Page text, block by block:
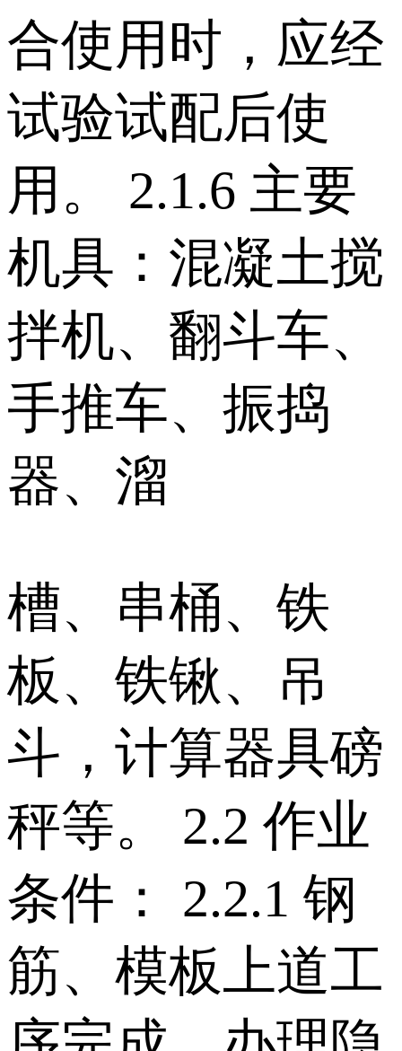
合使用时，应经
试验试配后使
用。 2.1.6 主要
机具：混凝土搅
拌机、翻斗车、
手推车、振捣
器、溜
槽、串桶、铁
板、铁锹、吊
斗，计算器具磅
秤等。 2.2 作业
条件： 2.2.1 钢
筋、模板上道工